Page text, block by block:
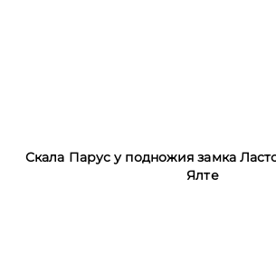
Скала Парус у подножия замка
Ялте